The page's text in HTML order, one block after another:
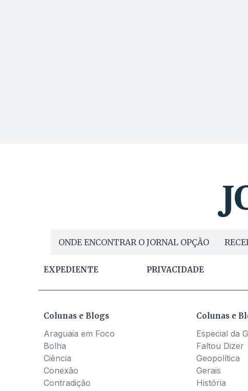
ONDE ENCONTRAR O JORNAL OPÇÃO
EXPEDIENTE PRIVACIDADE
Colunas e Blogs
Araguaia em Foco
Bolha
Ciência
Conexão
Contradição
Colunas e
Especial da
Faltou Dizer
Geopolítica
Gerais
História